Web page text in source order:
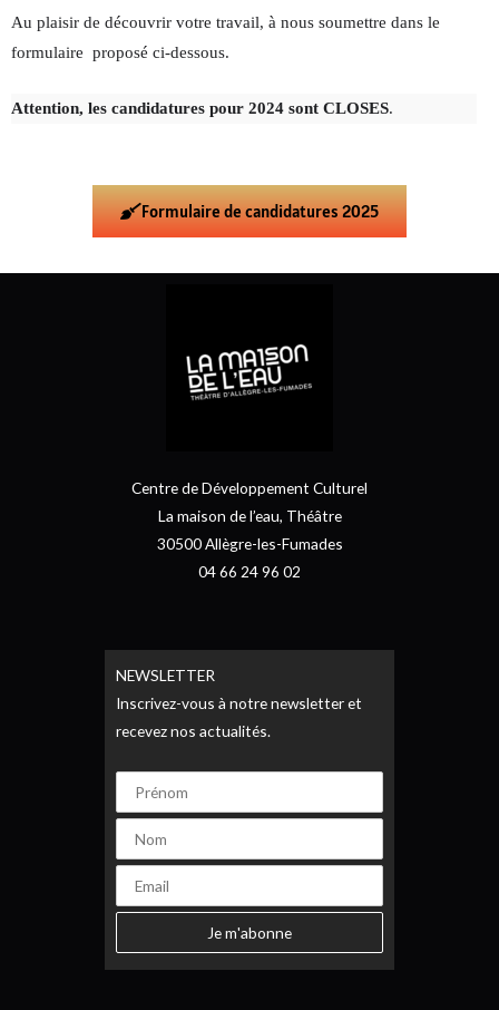
Au plaisir de découvrir votre travail, à nous soumettre dans le
formulaire proposé ci-dessous.
Attention, les candidatures pour 2024 sont CLOSES.
Formulaire de candidatures 2025
Centre de Développement Culturel
La maison de l’eau, Théâtre
30500 Allègre-les-Fumades
04 66 24 96 02
NEWSLETTER
Inscrivez-vous à notre newsletter et
recevez nos actualités.